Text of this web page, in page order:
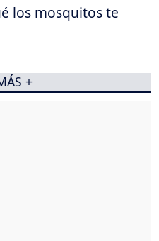
los mosquitos te
+